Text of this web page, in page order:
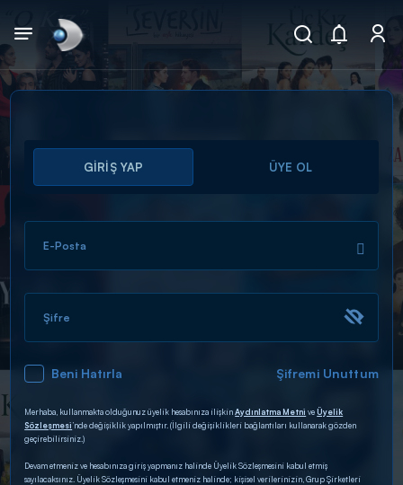
Arama
ARAMA SONUÇLARI
DİĞER SONUÇLAR
GİRİŞ YAP ÜYE OL
E-Posta
Şifre
Beni Hatırla Şifremi Unuttum
Merhaba, kullanmakta olduğunuz üyelik hesabınıza ilişkinAydınlatma Metni veÜyelik
Sözleşmesi’nde değişiklik yapılmıştır. (İlgili değişiklikleri bağlantıları kullanarak gözden
geçirebilirsiniz.)
Devam etmeniz ve hesabınıza giriş yapmanız halinde Üyelik Sözleşmesini kabul etmiş
sayılacaksınız. Üyelik Sözleşmesini kabul etmeniz halinde; kişisel verilerinizin, Grup Şirketleri